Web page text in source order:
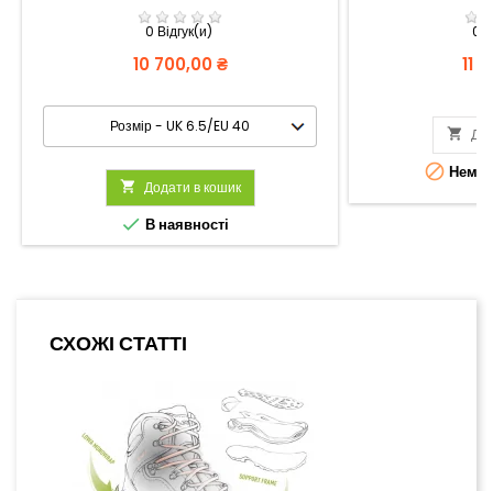
0 Відгук(и)
Вартість
10 700,00 ₴
 Додати в кошик
 В наявності
0
11


СХОЖІ СТАТТІ